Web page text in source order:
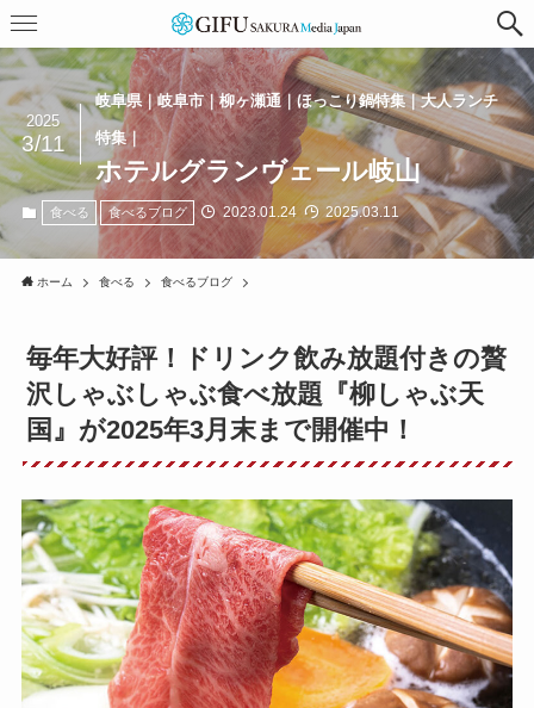
岐阜県｜岐阜市｜柳ヶ瀬通｜ほっこり鍋特集｜大人ランチ
特集｜
ホテルグランヴェール岐山
2025
3/11
食べる 食べるブログ 2023.01.24 2025.03.11
ホーム 食べる 食べるブログ
毎年大好評！ドリンク飲み放題付きの贅
沢しゃぶしゃぶ食べ放題『柳しゃぶ天
国』が2025年3月末まで開催中！